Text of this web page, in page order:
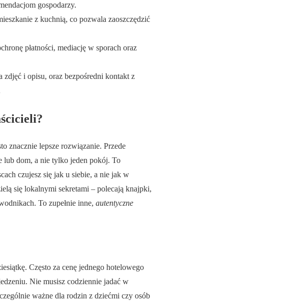
gospodarzy.
z kuchnią, co pozwala zaoszczędzić
płatności, mediację w sporach oraz
i opisu, oraz bezpośredni kontakt z
znacznie lepsze rozwiązanie. Przede
lub dom, a nie tylko jeden pokój. To
czujesz się jak u siebie, a nie jak w
się lokalnymi sekretami – polecają knajpki,
To zupełnie inne, autentyczne
Często za cenę jednego hotelowego
Nie musisz codziennie jadać w
ważne dla rodzin z dziećmi czy osób